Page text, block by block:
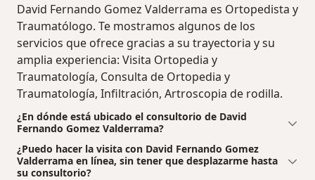
David Fernando Gomez Valderrama es Ortopedista y
Traumatólogo. Te mostramos algunos de los
servicios que ofrece gracias a su trayectoria y su
amplia experiencia: Visita Ortopedia y
Traumatología, Consulta de Ortopedia y
Traumatología, Infiltración, Artroscopia de rodilla.
¿En dónde está ubicado el consultorio de David
Fernando Gomez Valderrama?
¿Puedo hacer la visita con David Fernando Gomez
Valderrama en línea, sin tener que desplazarme hasta
su consultorio?